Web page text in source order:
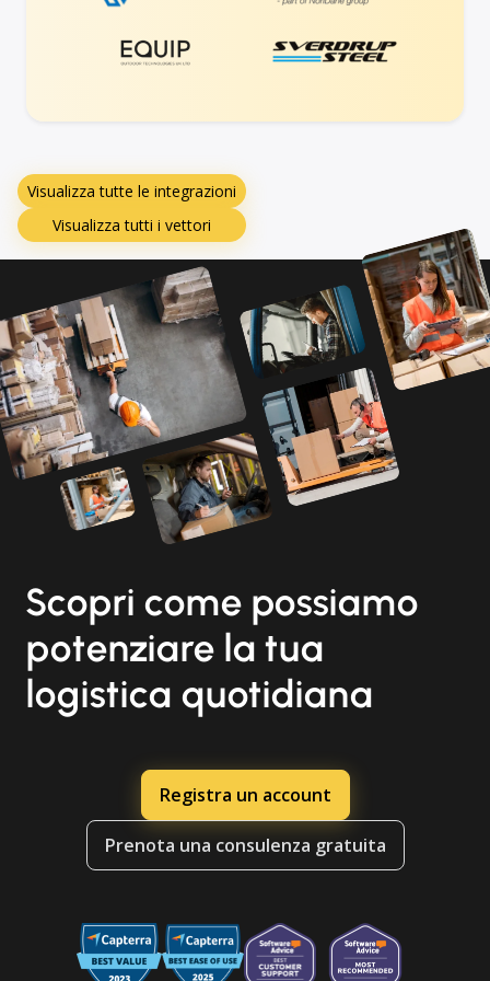
Visualizza tutte le integrazioni
Visualizza tutti i vettori
Scopri come possiamo
potenziare la tua
logistica quotidiana
Registra un account
Prenota una consulenza gratuita